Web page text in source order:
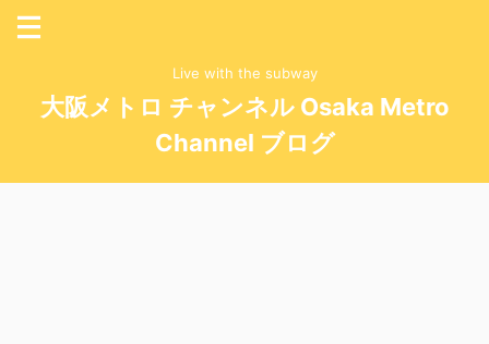
Live with the subway
大阪メトロ チャンネル Osaka Metro
Channel ブログ